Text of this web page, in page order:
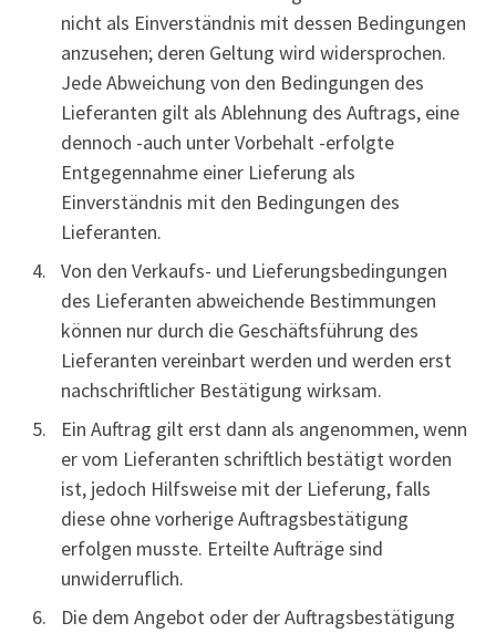
nicht als Einverständnis mit dessen Bedingungen
anzusehen; deren Geltung wird widersprochen.
Jede Abweichung von den Bedingungen des
Lieferanten gilt als Ablehnung des Auftrags, eine
dennoch -auch unter Vorbehalt -erfolgte
Entgegennahme einer Lieferung als
Einverständnis mit den Bedingungen des
Lieferanten.
Von den Verkaufs- und Lieferungsbedingungen
des Lieferanten abweichende Bestimmungen
können nur durch die Geschäftsführung des
Lieferanten vereinbart werden und werden erst
nachschriftlicher Bestätigung wirksam.
Ein Auftrag gilt erst dann als angenommen, wenn
er vom Lieferanten schriftlich bestätigt worden
ist, jedoch Hilfsweise mit der Lieferung, falls
diese ohne vorherige Auftragsbestätigung
erfolgen musste. Erteilte Aufträge sind
unwiderruflich.
Die dem Angebot oder der Auftragsbestätigung